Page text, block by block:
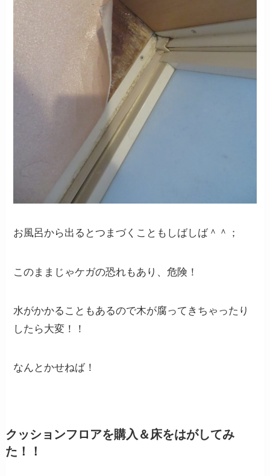
お風呂から出るとつまづくこともしばしば＾＾；
このままじゃケガの恐れもあり、危険！
水がかかることもあるので木が腐ってきちゃったり
したら大変！！
なんとかせねば！
クッションフロアを購入＆床をはがしてみ
た！！